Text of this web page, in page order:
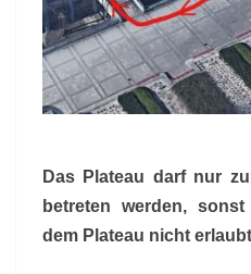
Das Plateau darf nur
betreten werden,
dem Plateau nicht